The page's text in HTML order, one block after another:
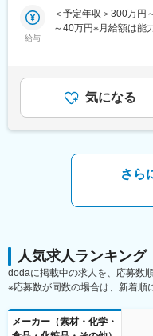
けます。真心込めて
す。
https://
アパレルメーカーや
行います。基本的に
新商品の企画や提案を
ここまでが「開発」の
実際にニーズにこた
買っていただくとこ
和歌山を中心に近畿圏
当します。月に1度ほ
用車を利用し、服装は
◆仕事の進め方：
給与
＜予定年収＞300万円
～40万円※月給額は能
の手当等付記事項：
／年収410万円35歳
あり、選考を通じて上
手当を含めた表記です
気になる
さら
人気求人ランキング
dodaに掲載中の求人を、応募数
※応募数が同数の場合は、新着順
メーカー（素材・化学・